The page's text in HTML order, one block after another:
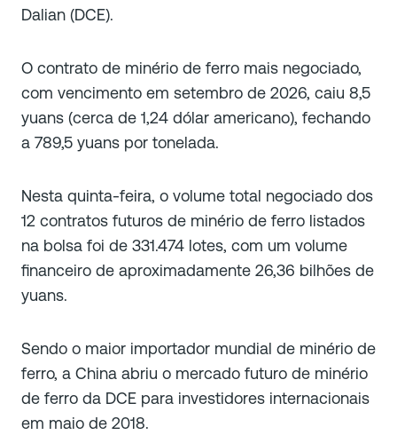
Dalian (DCE).
O contrato de minério de ferro mais negociado,
com vencimento em setembro de 2026, caiu 8,5
yuans (cerca de 1,24 dólar americano), fechando
a 789,5 yuans por tonelada.
Nesta quinta-feira, o volume total negociado dos
12 contratos futuros de minério de ferro listados
na bolsa foi de 331.474 lotes, com um volume
financeiro de aproximadamente 26,36 bilhões de
yuans.
Sendo o maior importador mundial de minério de
ferro, a China abriu o mercado futuro de minério
de ferro da DCE para investidores internacionais
em maio de 2018.